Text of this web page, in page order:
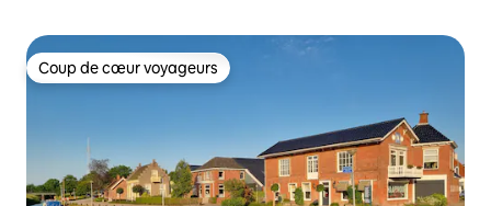
Coup de cœur voyageurs
Coup de cœur voyageurs